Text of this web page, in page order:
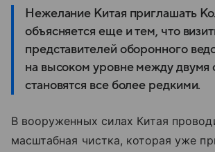
Нежелание Китая приглашать
объясняется еще и тем, что
представителей оборонного
на высоком уровне между двумя
становятся все более редкими.
В вооруженных силах Китая
масштабная чистка, которая уже